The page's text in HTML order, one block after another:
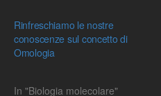
Homology and ontogeny:
Pattern and process in
comparative
developmental biology -
development:
Rinfreschiamo le nostre
conoscenze sul concetto di
Omologia
In "Biologia molecolare"